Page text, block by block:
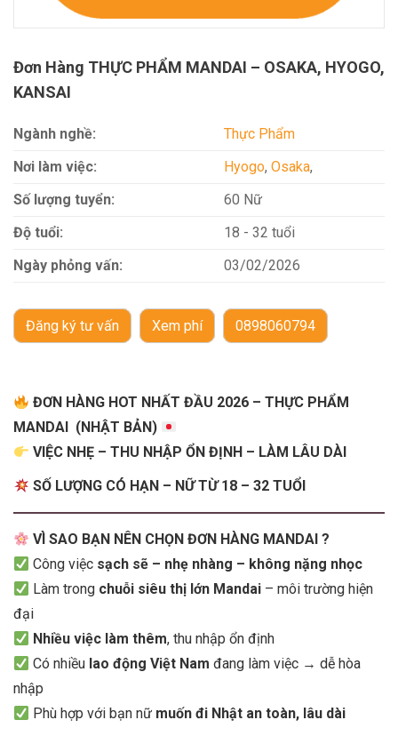
Đơn Hàng THỰC PHẨM MANDAI – OSAKA, HYOGO,
KANSAI
Ngành nghề:
Thực Phẩm
Nơi làm việc:
Hyogo, Osaka,
Số lượng tuyển:
60 Nữ
Độ tuổi:
18 - 32 tuổi
Ngày phỏng vấn:
03/02/2026
Đăng ký tư vấn Xem phí 0898060794
ĐƠN HÀNG HOT NHẤT ĐẦU 2026 – THỰC PHẨM
MANDAI (NHẬT BẢN)
VIỆC NHẸ – THU NHẬP ỔN ĐỊNH – LÀM LÂU DÀI
SỐ LƯỢNG CÓ HẠN – NỮ TỪ 18 – 32 TUỔI
VÌ SAO BẠN NÊN CHỌN ĐƠN HÀNG MANDAI ?
Công việc sạch sẽ – nhẹ nhàng – không nặng nhọc
Làm trong chuỗi siêu thị lớn Mandai – môi trường hiện
đại
Nhiều việc làm thêm, thu nhập ổn định
Có nhiều lao động Việt Nam đang làm việc → dễ hòa
nhập
Phù hợp với bạn nữ muốn đi Nhật an toàn, lâu dài